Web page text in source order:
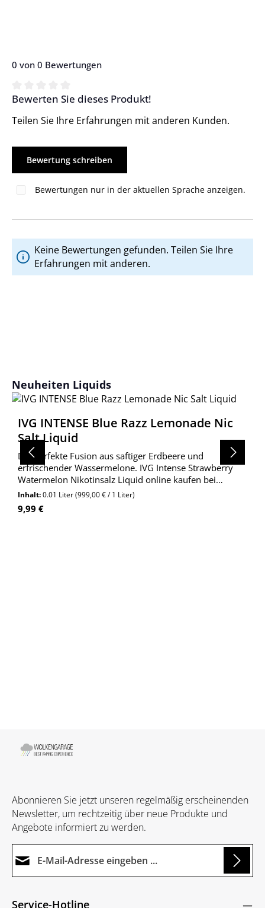
0 von 0 Bewertungen
Durchschnittliche Bewertung von 0 von 5 Sternen
Bewerten Sie dieses Produkt!
Teilen Sie Ihre Erfahrungen mit anderen Kunden.
Bewertung schreiben
Bewertungen nur in der aktuellen Sprache anzeigen.
Keine Bewertungen gefunden. Teilen Sie Ihre
Erfahrungen mit anderen.
Produktgalerie überspringen
Neuheiten Liquids
IVG INTENSE Blue Razz Lemonade Nic
Salt Liquid
Die perfekte Fusion aus saftiger Erdbeere und
erfrischender Wassermelone. IVG Intense Strawberry
Watermelon Nikotinsalz Liquid online kaufen bei
Wolkengarage!
Inhalt:0.01 Liter(999,00 € / 1 Liter)
Regulärer Preis:
9,99 €
Abonnieren Sie jetzt unseren regelmäßig erscheinenden
Newsletter, um rechtzeitig über neue Produkte und
Angebote informiert zu werden.
Die mit einem Stern (*) markierten Felder sind
Service-Hotline